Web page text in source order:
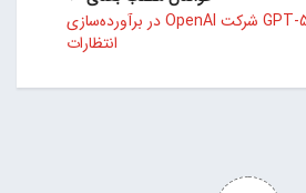
گزارش‌ها از ناکامی GPT-5 شرکت OpenAI در برآورده‌سازی
انتظارات